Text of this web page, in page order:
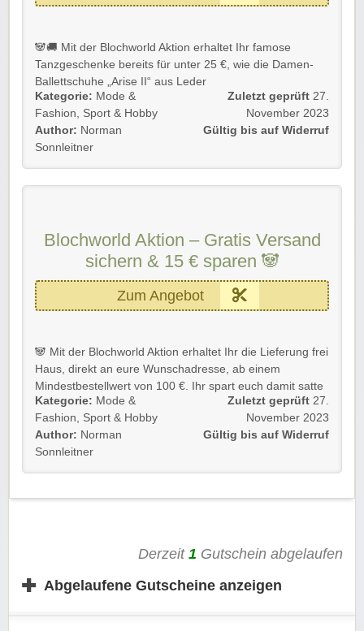
🐼🚚 Mit der Blochworld Aktion erhaltet Ihr famose
Tanzgeschenke bereits für unter 25 €, wie die Damen-
Ballettschuhe „Arise II“ aus Leder
oder den tollen Barre Ballettrock mit elastischer Taille,
Damen-Ripstop-Shorts, Damen Strumpfhose mit Fuß
und viele weitere Artikel.
unserem Link folgen und die großartigen Vorteile nutzen.
Rabatt-Coupon 🚚 wünscht euch viel Spaß beim
Kategorie: Mode &
Fashion
Sport & Hobby
Author: Norman
Sonnleitner
Zuletzt geprüft 27.
November 2023
Gültig bis auf Widerruf
Blochworld Aktion – Gratis Versand
sichern & 15 € sparen 🐼
Zum Angebot
🐼 Mit der Blochworld Aktion erhaltet Ihr die Lieferung frei
Haus, direkt an eure Wunschadresse, ab einem
Mindestbestellwert von 100 €. Ihr spart euch damit satte
15 € auf eure gesamte Bestellung. Dieses Angebot gilt
innerhalb Europas.
Gültig für Neu- und Bestandskunden bis auf Widerruf. 🐼
Versand wird dann automatisch abgezogen.
Kategorie: Mode &
Fashion
Sport & Hobby
Author: Norman
Sonnleitner
Zuletzt geprüft 27.
November 2023
Gültig bis auf Widerruf
Derzeit 1 Gutschein abgelaufen
✚ Abgelaufene Gutscheine anzeigen